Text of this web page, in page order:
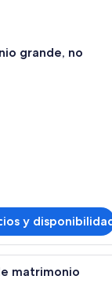
grande, no
y
estándar, 2
matrimonio